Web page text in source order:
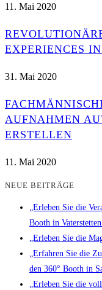
11. Mai 2020
EXPERIENCES
31. Mai 2020
AUFNAHMEN
ERSTELLEN
11. Mai 2020
NEUE BEITRÄGE
„Erleben Sie die
Booth in
„Erleben Sie die
„Erfahren Sie die
den 360° Booth in
„Erleben Sie die